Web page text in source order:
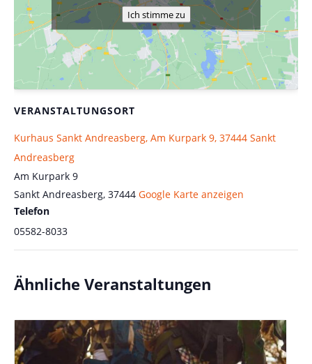
VERANSTALTUNGSORT
Kurhaus Sankt Andreasberg, Am Kurpark 9, 37444 Sankt
Andreasberg
Am Kurpark 9
Sankt Andreasberg, 37444 Google Karte anzeigen
Telefon
05582-8033
Ich stimme zu
Ähnliche Veranstaltungen